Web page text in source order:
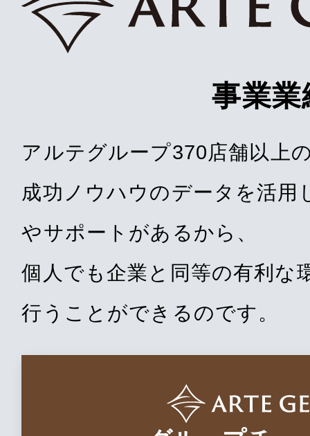
事業業
アルテグループ370店舗以上
成功ノウハウのデータを活用
やサポートがあるから、
個人でも企業と同等の有利な
行うことができるのです。